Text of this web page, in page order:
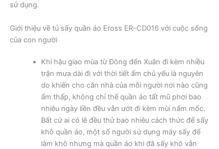
sử dụng.
Giới thiệu về tủ sấy quần áo Eross ER-CD016 với cuộc sống
của con người
Khí hậu giao mùa từ Đông đến Xuân đi kèm nhiều
trận mưa dài đi với thời tiết ẩm chủ yếu là nguyên
do khiến cho căn nhà của mỗi người nơi nào cũng
ẩm thấp, không chỉ thế quần áo tất mũ phơi bao
nhiêu ngày liền đều vẫn ướt đi kèm mùi nấm mốc.
Bất cứ ai có lẽ đều thử bao nhiêu cách thức để sấy
khô quần áo, một số người sử dụng máy sấy để
làm khô nhưng mà quần áo khi đã sấy khô vẫn